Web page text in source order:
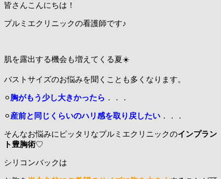
皆さんこんにちは！
プルミエクリニックの看護師です♪
肌を露出する機会も増えてくる夏☀️
バストサイズのお悩みを聞くことも多くなります。
⚪︎胸がもう少し大きかったら ．．．
⚪︎産前と同じくらいのハリ感を取り戻したい ．．．
そんなお悩みにピッタリなプルミエクリニックのインプラン
ト豊胸術♡
シリコンバックは